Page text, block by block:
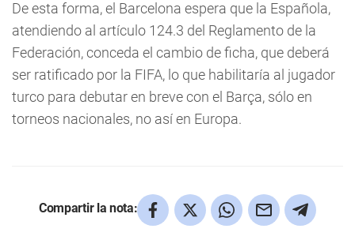
De esta forma, el Barcelona espera que la Española,
atendiendo al artículo 124.3 del Reglamento de la
Federación, conceda el cambio de ficha, que deberá
ser ratificado por la FIFA, lo que habilitaría al jugador
turco para debutar en breve con el Barça, sólo en
torneos nacionales, no así en Europa.
Compartir la nota: